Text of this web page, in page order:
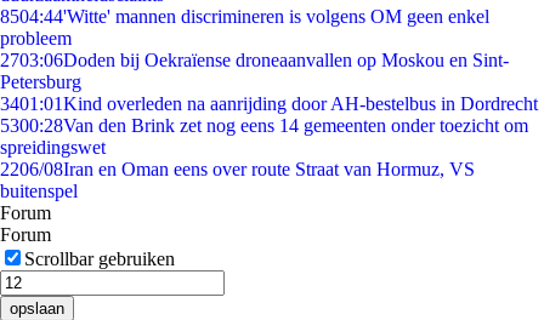
8504:44'Witte' mannen discrimineren is volgens OM geen enkel
probleem
2703:06Doden bij Oekraïense droneaanvallen op Moskou en Sint-
Petersburg
3401:01Kind overleden na aanrijding door AH-bestelbus in Dordrecht
5300:28Van den Brink zet nog eens 14 gemeenten onder toezicht om
spreidingswet
2206/08Iran en Oman eens over route Straat van Hormuz, VS
buitenspel
Forum
Forum
Scrollbar gebruiken
opslaan